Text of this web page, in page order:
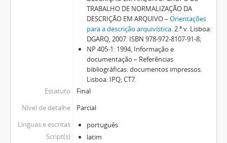
TRABALHO DE NORMALIZAÇÃO DA
DESCRIÇÃO EM ARQUIVO – Orientações
para a descrição arquivística. 2.ª v. Lisboa:
DGARQ, 2007. ISBN 978-972-8107-91-8;
NP 405-1: 1994, Informação e
documentação – Referências
bibliográficas: documentos impressos.
Lisboa: IPQ; CT7.
Estatuto
Final
Nível de detalhe
Parcial
Línguas e escritas
português
Script(s)
latim